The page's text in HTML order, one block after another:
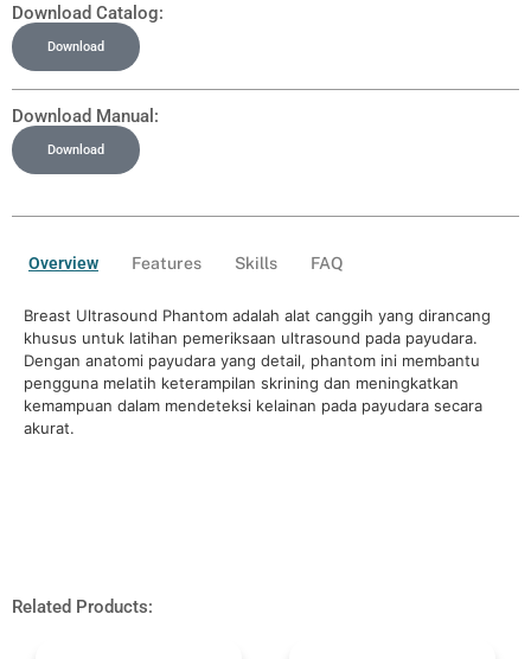
Download Catalog:
Download
Download Manual:
Download
Overview Features Skills FAQ
Breast Ultrasound Phantom adalah alat canggih yang dirancang
khusus untuk latihan pemeriksaan ultrasound pada payudara.
Dengan anatomi payudara yang detail, phantom ini membantu
pengguna melatih keterampilan skrining dan meningkatkan
kemampuan dalam mendeteksi kelainan pada payudara secara
akurat.
Related Products: